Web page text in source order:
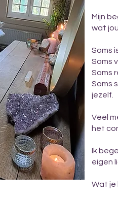
Mijn
wat
Soms
Soms
Soms
Soms
jezelf.
Veel
het
Ik
eigen
Wat je